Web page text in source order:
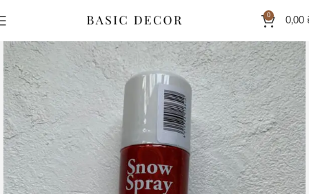
0
0,00